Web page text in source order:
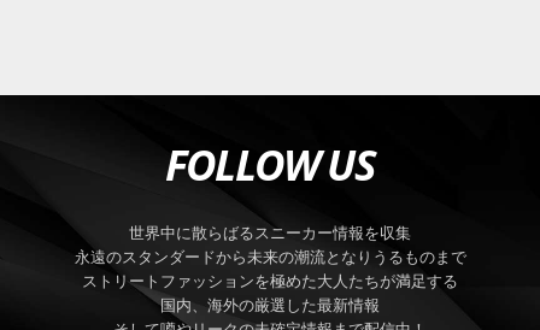
FOLLOW US
世界中に散らばるスニーカー情報を収集
永遠のスタンダードから未来の潮流となりうるものまで
ストリートファッションを極めた大人たちが満足する
国内、海外の厳選した最新情報